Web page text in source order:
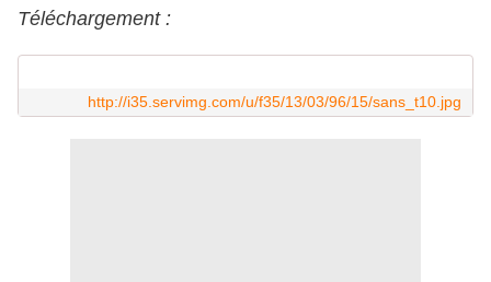
Téléchargement :
http://i35.servimg.com/u/f35/13/03/96/15/sans_t10.jpg